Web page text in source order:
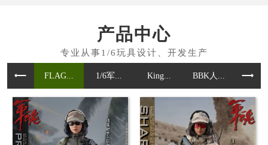
产品中心
FLAG... 1/6军... King... BBK人... 魂作